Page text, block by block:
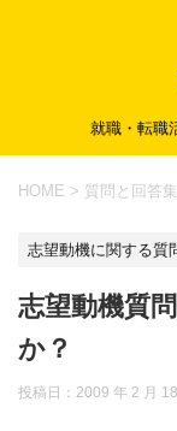
就職・転職
HOME > 質問と回答集
志望動機に関する質
志望動機質
か？
投稿日：2009 年 2 月